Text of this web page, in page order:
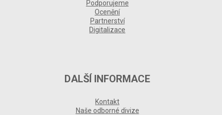
Podporujeme
Ocenění
Partnerství
Digitalizace
DALŠÍ INFORMACE
Kontakt
Naše odborné divize